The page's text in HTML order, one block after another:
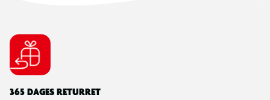
365 DAGES RETURRET